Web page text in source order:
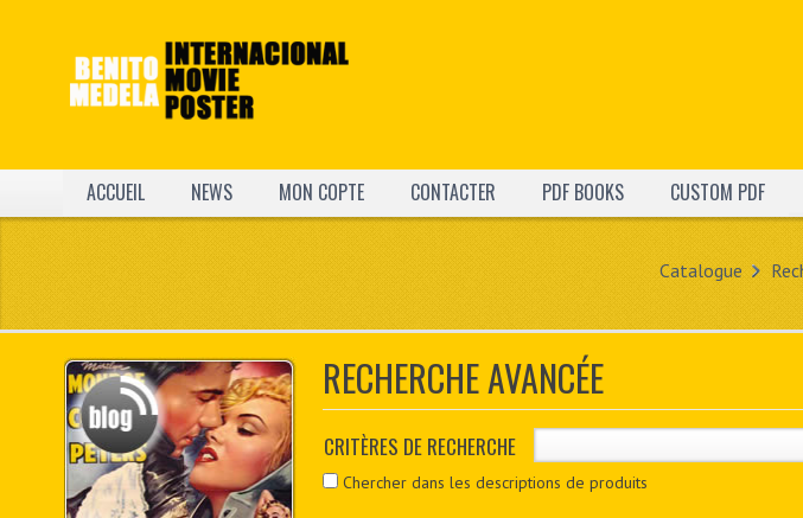
ACCUEIL NEWS MON COPTE CONTACTER PDF BOOKS CUSTOM PDF
Catalogue
RECHERCHE AVANCÉE
CRITÈRES DE RECHERCHE
Chercher dans les descriptions de produits